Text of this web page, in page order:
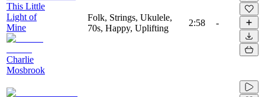
This Little
Light of
Mine
Charlie
Mosbrook
Folk, Strings, Ukulele,
70s, Happy, Uplifting
2:58 -